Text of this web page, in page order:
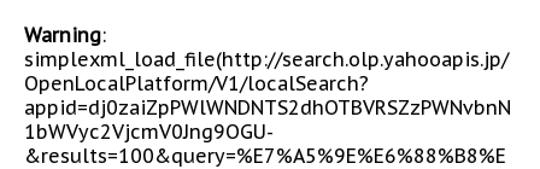
Warning:
simplexml_load_file(http://search.olp.yahooapis.jp/
OpenLocalPlatform/V1/localSearch?
appid=dj0zaiZpPWlWNDNTS2dhOTBVRSZzPWNvbnN
1bWVyc2VjcmV0Jng9OGU-
&results=100&query=%E7%A5%9E%E6%88%B8%E